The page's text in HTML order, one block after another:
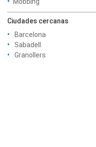
Ciudades cercanas
Barcelona
Sabadell
Granollers